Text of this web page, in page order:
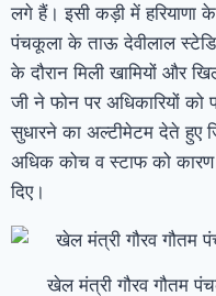
लगे हैं। इसी कड़ी में हरियाणा
पंचकूला के ताऊ देवीलाल
के दौरान मिली खामियों और
जी ने फोन पर अधिकारियों
सुधारने का अल्टीमेटम देते हुए
अधिक कोच व स्टाफ को कारण
दिए।
खेल मंत्री गौरव गौतम